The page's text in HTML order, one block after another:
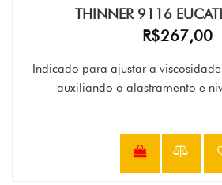
THINNER 9116
R$267,00
Indicado para ajustar a
auxiliando o alastramento e